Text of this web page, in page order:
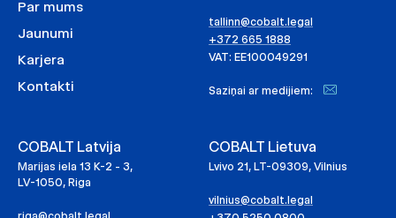
Par mums
Jaunumi
Karjera
Kontakti
tallinn@cobalt.legal
+372 665 1888
VAT: EE100049291
Saziņai ar medijiem:
COBALT Latvija
Marijas iela 13 K-2 - 3,
LV-1050, Riga
COBALT Lietuva
Lvivo 21, LT-09309, Vilnius
vilnius@cobalt.legal